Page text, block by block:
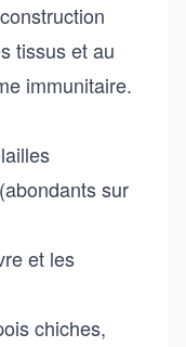
tissus et au
immunitaire.
sur
et les
chiches,